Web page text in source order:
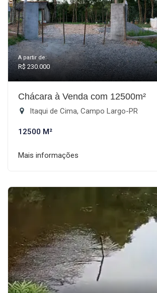
A partir de:
R$ 230.000
Chácara à Venda com 12500m²
Itaqui de Cima, Campo Largo-PR
12500 M²
Mais informações